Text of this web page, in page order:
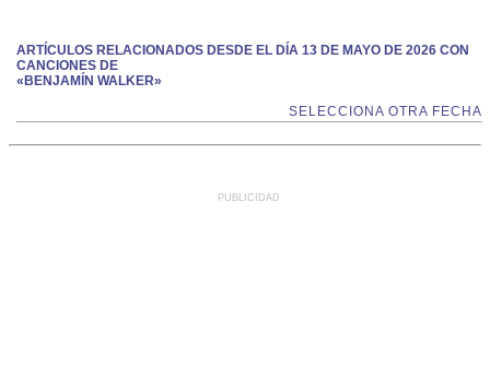
ARTÍCULOS RELACIONADOS DESDE EL DÍA 13 DE MAYO DE 2026 CON
CANCIONES DE
«BENJAMÍN WALKER»
SELECCIONA OTRA FECHA
PUBLICIDAD